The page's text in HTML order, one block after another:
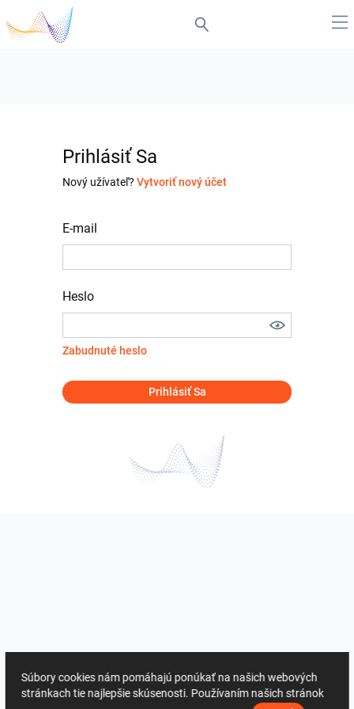
Prihlásiť Sa
Nový užívateľ? Vytvoriť nový účet
E-mail
Heslo
Zabudnuté heslo
Prihlásiť Sa
Súbory cookies nám pomáhajú ponúkať na našich webových
stránkach tie najlepšie skúsenosti. Používaním našich stránok